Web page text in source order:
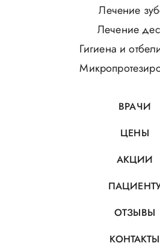
Лечение
Лечение
Гигиена и
ВРАЧИ
ЦЕНЫ
АКЦИИ
ОТЗЫВЫ
КОНТАКТЫ